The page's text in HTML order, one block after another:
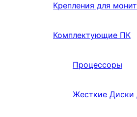
Крепления для
Комплектующие ПК
Процессоры
Жесткие Диски